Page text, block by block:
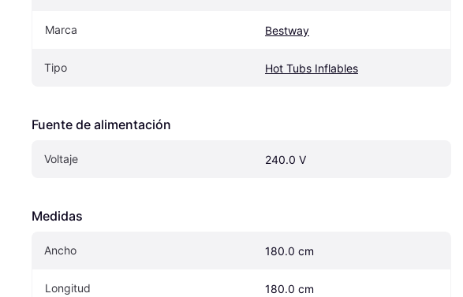
Marca Bestway
Tipo Hot Tubs Inflables
Fuente de alimentación
Voltaje 240.0 V
Medidas
Ancho 180.0 cm
Longitud 180.0 cm